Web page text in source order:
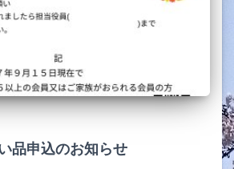
品申込のお知らせ